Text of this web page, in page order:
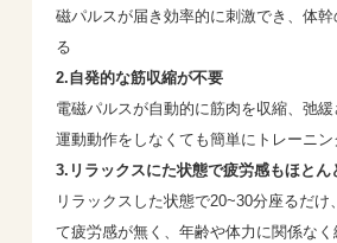
磁パルスが届き効率的に刺激でき、体
る
2.自発的な筋収縮が不要
電磁パルスが自動的に筋肉を収縮、弛
運動動作をしなくても簡単にトレーニ
3.リラックスにた状態で疲労感もほとん
リラックスした状態で20~30分座るだ
て疲労感が無く、年齢や体力に関係な